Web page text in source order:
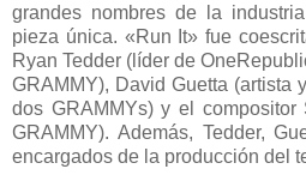
grandes nombres de la
pieza única. «Run It» fue
Ryan Tedder (líder de
GRAMMY), David Guetta (artista
dos GRAMMYs) y el compositor
GRAMMY). Además, Tedder,
encargados de la producción del